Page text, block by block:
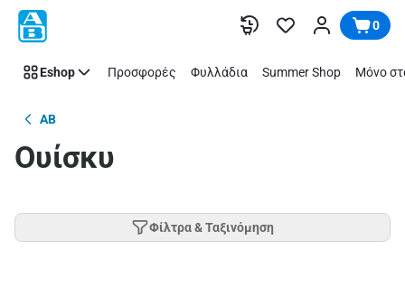
Παράλειψη 0
Eshop Προσφορές Φυλλάδια Summer Shop Μόνο
AB
Ουίσκυ
Φίλτρα & Ταξινόμηση